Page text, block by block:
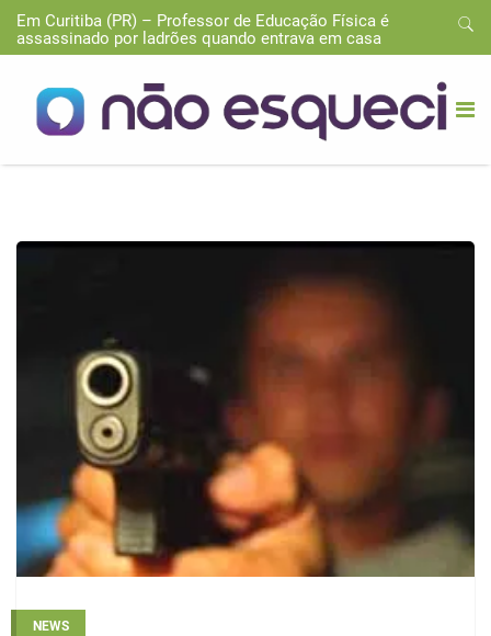
Em Curitiba (PR) – Professor de Educação Física é
assassinado por ladrões quando entrava em casa
NEWS